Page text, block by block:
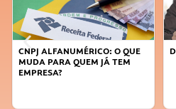
DICAS PARA OBTER CRÉDITO